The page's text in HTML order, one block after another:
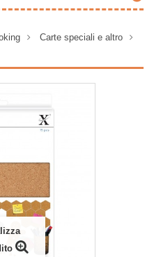
>
Carte speciali e altro